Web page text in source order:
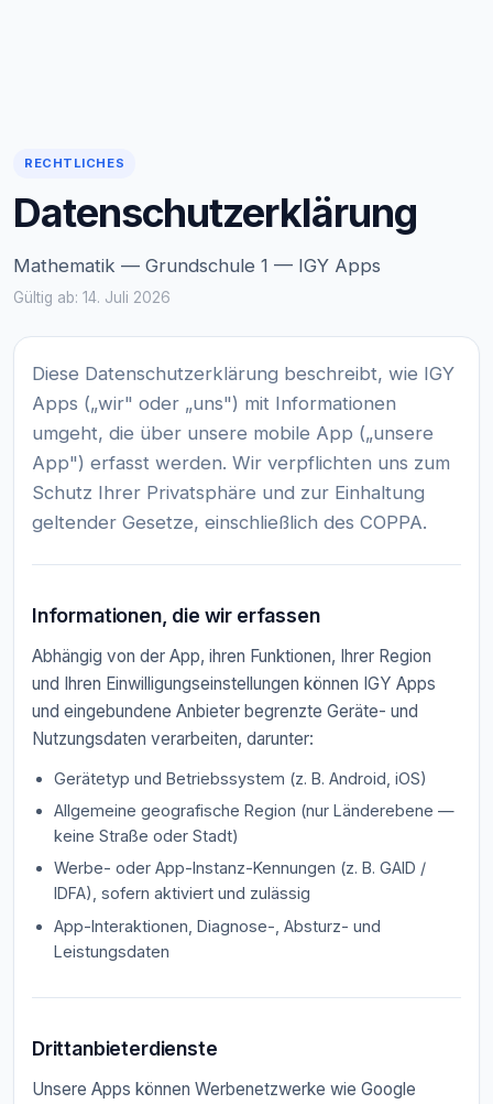
RECHTLICHES
Datenschutzerklärung
Mathematik — Grundschule 1 — IGY Apps
Gültig ab: 14. Juli 2026
Diese Datenschutzerklärung beschreibt, wie IGY
Apps („wir" oder „uns") mit Informationen
umgeht, die über unsere mobile App („unsere
App") erfasst werden. Wir verpflichten uns zum
Schutz Ihrer Privatsphäre und zur Einhaltung
geltender Gesetze, einschließlich des COPPA.
Informationen, die wir erfassen
Abhängig von der App, ihren Funktionen, Ihrer Region
und Ihren Einwilligungseinstellungen können IGY Apps
und eingebundene Anbieter begrenzte Geräte- und
Nutzungsdaten verarbeiten, darunter:
Gerätetyp und Betriebssystem (z. B. Android, iOS)
Allgemeine geografische Region (nur Länderebene —
keine Straße oder Stadt)
Werbe- oder App-Instanz-Kennungen (z. B. GAID /
IDFA), sofern aktiviert und zulässig
App-Interaktionen, Diagnose-, Absturz- und
Leistungsdaten
Drittanbieterdienste
Unsere Apps können Werbenetzwerke wie Google